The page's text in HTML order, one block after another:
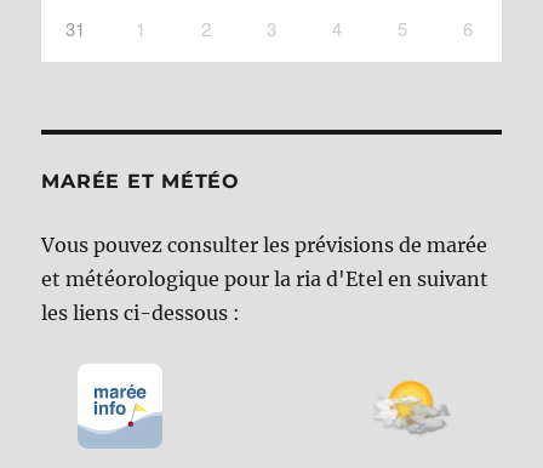
31 1 2 3 4 5 6
MARÉE ET MÉTÉO
Vous pouvez consulter les prévisions de marée
et météorologique pour la ria d'Etel en suivant
les liens ci-dessous :